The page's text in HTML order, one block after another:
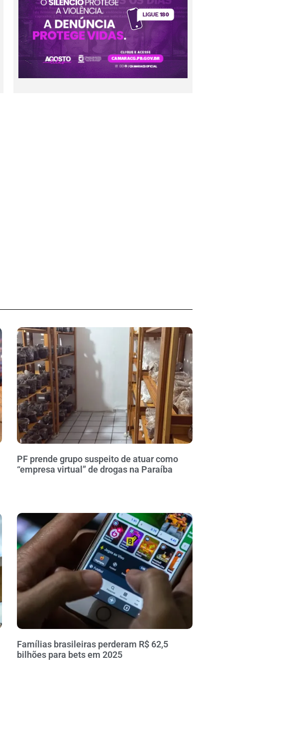
PF prende grupo suspeito de atuar como
“empresa virtual” de drogas na Paraíba
Famílias brasileiras perderam R$ 62,5
bilhões para bets em 2025